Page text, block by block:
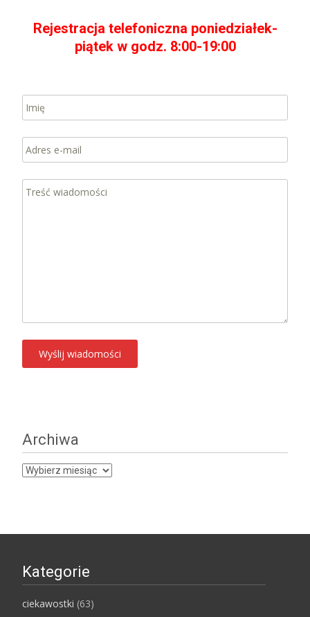
Rejestracja telefoniczna poniedziałek-
piątek w godz. 8:00-19:00
Archiwa
Archiwa
Kategorie
ciekawostki (63)